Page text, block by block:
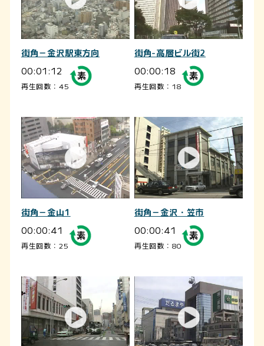
街角－金沢駅東方向
00:01:12
再生回数：45
街角-高層ビル街2
00:00:18
再生回数：18
街角－金山1
00:00:41
再生回数：25
街角－金沢・笠市
00:00:41
再生回数：80